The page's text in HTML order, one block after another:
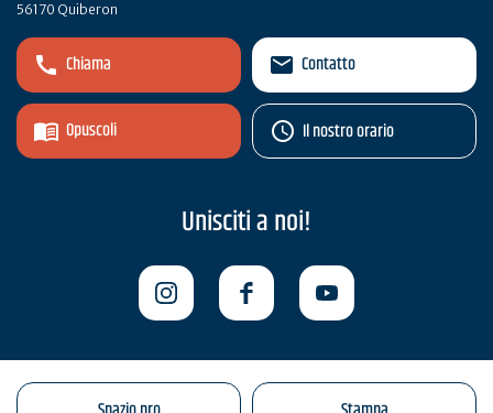
56170 Quiberon
Chiama
Opuscoli
Contatto
Il nostro orario
Unisciti a noi!